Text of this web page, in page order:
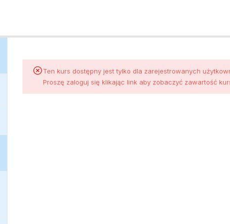
Ten kurs dostępny jest tylko dla zarejestrowanych
Proszę zaloguj się klikając link aby zobaczyć zawartość